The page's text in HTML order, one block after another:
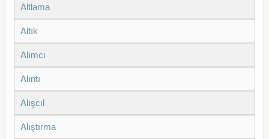
Altlama
Altık
Alımcı
Alıntı
Alışcıl
Alıştırma